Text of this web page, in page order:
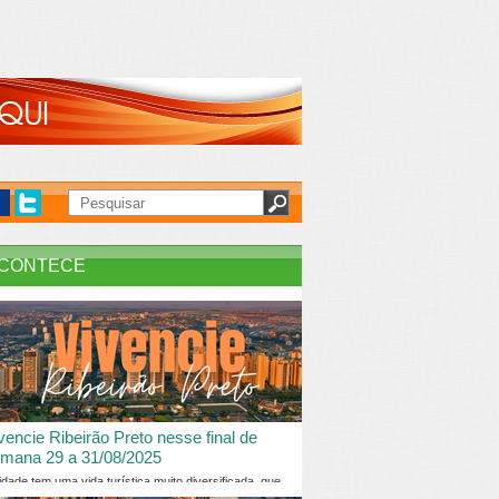
Ribeirão Preto nesse final de
29 a 31/08/2025
tem uma vida turística muito diversificada, que